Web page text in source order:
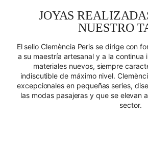
JOYAS
NUESTRO
El sello Clemència Peris se dirige con
a su maestría artesanal y a la
materiales nuevos, siempre
indiscutible de máximo nivel.
excepcionales en pequeñas series,
las modas pasajeras y que se elevan
sector.